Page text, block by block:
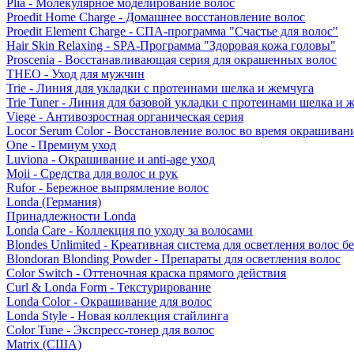
Plia - Молекулярное моделирование волос
Proedit Home Charge - Домашнее восстановление волос
Proedit Element Charge - СПА-программа "Счастье для волос"
Hair Skin Relaxing - SPA-Программа "Здоровая кожа головы"
Proscenia - Восстанавливающая серия для окрашенных волос
THEO - Уход для мужчин
Trie - Линия для укладки с протеинами шелка и жемчуга
Trie Tuner - Линия для базовой укладки с протеинами шелка и
Viege - Антивозростная органическая серия
Locor Serum Color - Восстановление волос во время
One - Премиум уход
Luviona - Окрашивание и anti-age уход
Moii - Средства для волос и рук
Rufor - Бережное выпрямление волос
Londa (Германия)
Принадлежности Londa
Londa Care - Коллекция по уходу за волосами
Blondes Unlimited - Креативная система для осветления волос
Blondoran Blonding Powder - Препараты для осветления волос
Color Switch - Оттеночная краска прямого действия
Curl & Londa Form - Текстурирование
Londa Color - Окрашивание для волос
Londa Style - Новая коллекция стайлинга
Color Tune - Экспресс-тонер для волос
Matrix (США)